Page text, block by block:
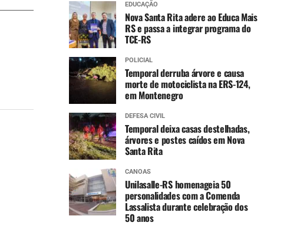
EDUCAÇÃO
Nova Santa Rita adere ao Educa Mais
RS e passa a integrar programa do
TCE-RS
POLICIAL
Temporal derruba árvore e causa
morte de motociclista na ERS-124,
em Montenegro
DEFESA CIVIL
Temporal deixa casas destelhadas,
árvores e postes caídos em Nova
Santa Rita
CANOAS
Unilasalle-RS homenageia 50
personalidades com a Comenda
Lassalista durante celebração dos
50 anos